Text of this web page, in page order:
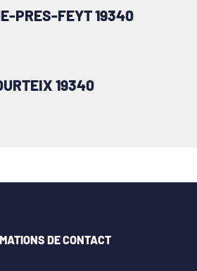
PRES-FEYT 19340
19340
DE CONTACT